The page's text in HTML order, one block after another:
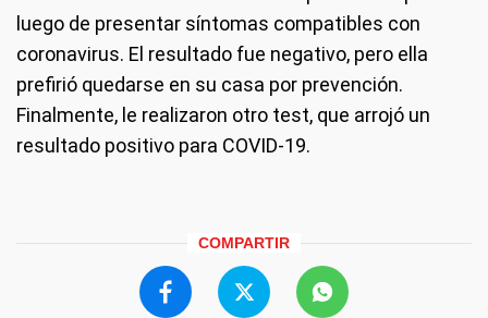
luego de presentar síntomas compatibles con
coronavirus. El resultado fue negativo, pero ella
prefirió quedarse en su casa por prevención.
Finalmente, le realizaron otro test, que arrojó un
resultado positivo para COVID-19.
COMPARTIR